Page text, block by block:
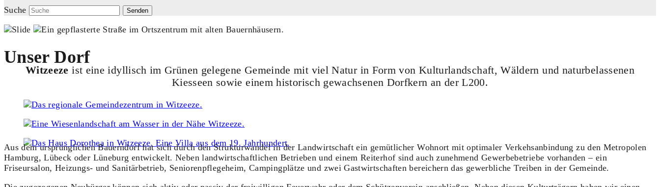
Suche
Senden
Unser Dorf
Witzeeze ist eine idyllisch im Grünen gelegene Gemeinde mit viel Natur in Form von Kulturlandschaft, Wäldern und naturbelassenen
Kiesseen sowie einem historisch gewachsenen Dorfkern an der L200.
Aus dem ursprünglichen Bauerndorf hat sich durch den Strukturwandel in der Landwirtschaft ein gemütlicher Wohnort mit optimaler Verkehsanbindung zu den Metropolen
Hamburg, Lübeck oder Lüneburg entwickelt. Neben landwirtschaftlichen Betrieben und einem Reiterhof sind auch zunehmend Gewerbebetriebe vorhanden – ein
Friseursalon, Heizungs- und Sanitärbetrieb, Seniorenpflegeheim, Campingplätze und zwei Gastwirtschaften bereichern das gewerbliche Treiben in der Gemeinde.